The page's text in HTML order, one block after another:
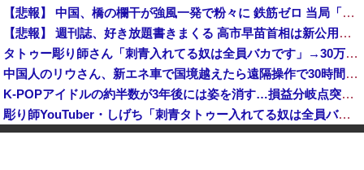
【悲報】 中国、橋の欄干が強風一発で粉々に 鉄筋ゼロ 当局「接着剤でくっつけただけ」「正常で、品質問題はない」
【悲報】 週刊誌、好き放題書きまくる 高市早苗首相は新公用車の贅を尽くした後部座席でたばこを吸うのが至福の時間「どんどん延びる乗車時間」
タトゥー彫り師さん「刺青入れてる奴は全員バカです」→30万再生ｗｗｗｗｗｗ
中国人のリウさん、新エネ車で国境越えたら遠隔操作で30時間ロックされる！
K-POPアイドルの約半数が3年後には姿を消す…損益分岐点突破は4％未満
彫り師YouTuber・しげち「刺青タトゥー入れてる奴は全員バカです」「すごい民度低い」「5000円好きなんすよ、バカって」
【速報】 米農家「流石にこんな値段じゃ、米作り辞める人、出るんじゃないかなあ？？」